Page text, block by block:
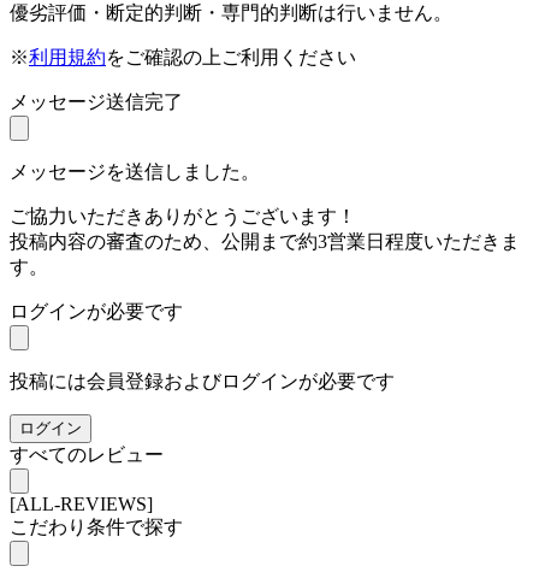
優劣評価・断定的判断・専門的判断は行いません。
※利用規約をご確認の上ご利用ください
メッセージ送信完了
メッセージを送信しました。
ご協力いただきありがとうございます！
投稿内容の審査のため、公開まで約3営業日程度いただきま
す。
ログインが必要です
投稿には会員登録およびログインが必要です
ログイン
すべてのレビュー
[ALL-REVIEWS]
こだわり条件で探す